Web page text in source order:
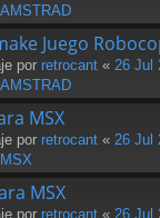
AMSTRAD
Juego
por retrocant « 26 Jul
AMSTRAD
MSX
por retrocant « 26 Jul
MSX
MSX
por retrocant « 26 Jul